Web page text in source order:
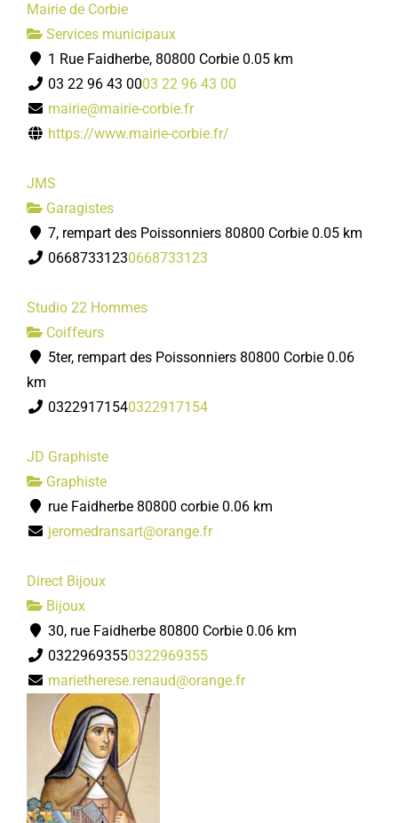
Mairie de Corbie
Services municipaux
1 Rue Faidherbe, 80800 Corbie 0.05 km
03 22 96 43 0003 22 96 43 00
mairie@mairie-corbie.fr
https://www.mairie-corbie.fr/
JMS
Garagistes
7, rempart des Poissonniers 80800 Corbie 0.05 km
06687331230668733123
Studio 22 Hommes
Coiffeurs
5ter, rempart des Poissonniers 80800 Corbie 0.06
km
03229171540322917154
JD Graphiste
Graphiste
rue Faidherbe 80800 corbie 0.06 km
jeromedransart@orange.fr
Direct Bijoux
Bijoux
30, rue Faidherbe 80800 Corbie 0.06 km
03229693550322969355
marietherese.renaud@orange.fr